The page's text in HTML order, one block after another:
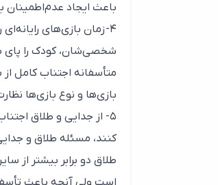
باعث ایجاد
۴- زمان بازی‌های
متأسفانه اجتناب کامل
بازی‌ها و نوع بازی‌ها
۵- از جدایی و طلاق
کنند، مسئله طلاق و
طلاق دو برابر بیشتر از